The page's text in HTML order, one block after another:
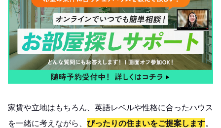
家賃や立地はもちろん、英語レベルや性格に合ったハウス
を一緒に考えながら、 ぴったりの住まいをご提案します。